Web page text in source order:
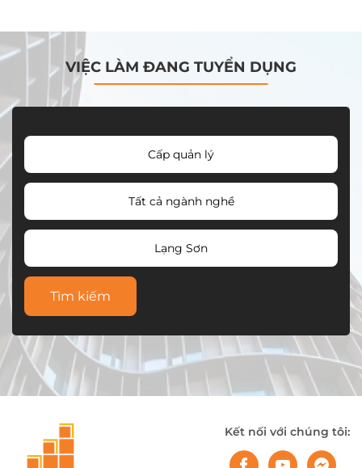
VIỆC LÀM ĐANG TUYỂN DỤNG
Cấp quản lý
Tất cả ngành nghề
Lạng Sơn
Tìm kiếm
Kết nối với chúng tôi: